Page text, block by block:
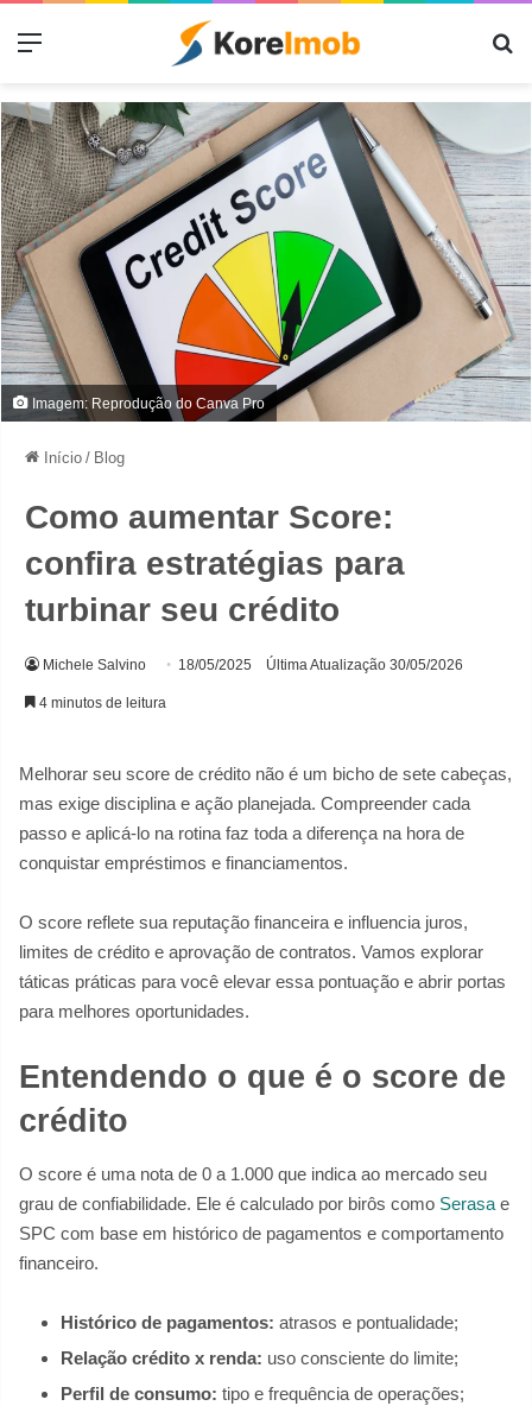
Menu
Imagem: Reprodução do Canva Pro
Início / Blog
Como aumentar Score:
confira estratégias para
turbinar seu crédito
Michele Salvino 18/05/2025 Última Atualização 30/05/2026
4 minutos de leitura
Melhorar seu score de crédito não é um bicho de sete cabeças,
mas exige disciplina e ação planejada. Compreender cada
passo e aplicá-lo na rotina faz toda a diferença na hora de
conquistar empréstimos e financiamentos.
O score reflete sua reputação financeira e influencia juros,
limites de crédito e aprovação de contratos. Vamos explorar
táticas práticas para você elevar essa pontuação e abrir portas
para melhores oportunidades.
Entendendo o que é o score de
crédito
O score é uma nota de 0 a 1.000 que indica ao mercado seu
grau de confiabilidade. Ele é calculado por birôs como Serasa e
SPC com base em histórico de pagamentos e comportamento
financeiro.
Histórico de pagamentos: atrasos e pontualidade;
Relação crédito x renda: uso consciente do limite;
Perfil de consumo: tipo e frequência de operações;